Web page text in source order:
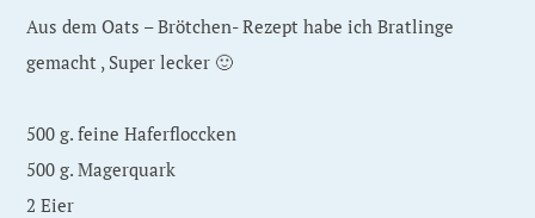
Aus dem Oats – Brötchen- Rezept habe ich Bratlinge
gemacht , Super lecker 🙂
500 g. feine Haferfloccken
500 g. Magerquark
2 Eier